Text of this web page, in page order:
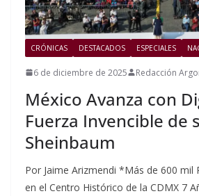
CRÓNICAS DESTACADOS ESPECIALES
6 de diciembre de 2025 Redacción
México Avanza con
Fuerza Invencible de
Sheinbaum
Por Jaime Arizmendi *Más de 600 mil
en el Centro Histórico de la CDMX 7